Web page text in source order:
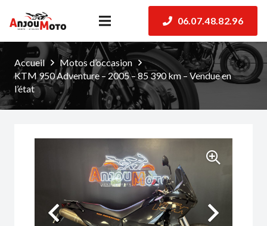
06.07.48.82.96
Accueil
Motos d’occasion
KTM 950 Adventure – 2005 – 85 390 km – Vendue en
l’état